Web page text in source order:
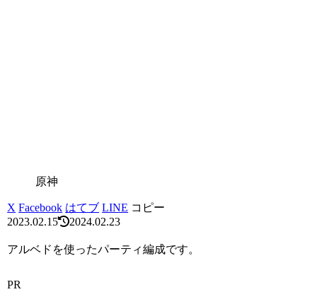
原神
X Facebook はてブ LINE コピー
2023.02.15
2024.02.23
アルベドを使ったパーティ編成です。
PR